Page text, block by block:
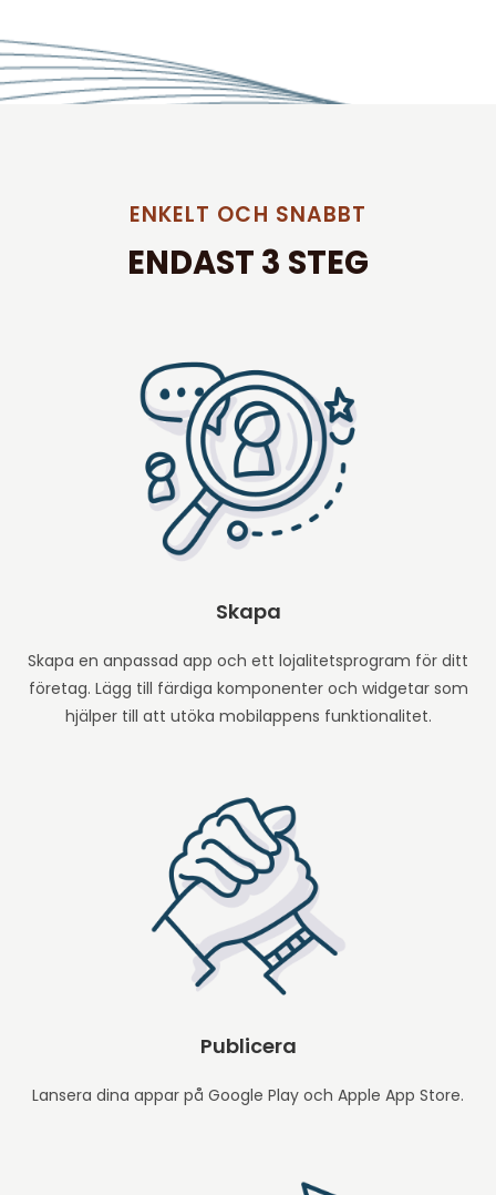
ENKELT OCH SNABBT
ENDAST 3 STEG
Skapa
Skapa en anpassad app och ett lojalitetsprogram för ditt
företag. Lägg till färdiga komponenter och widgetar som
hjälper till att utöka mobilappens funktionalitet.
Publicera
Lansera dina appar på Google Play och Apple App Store.